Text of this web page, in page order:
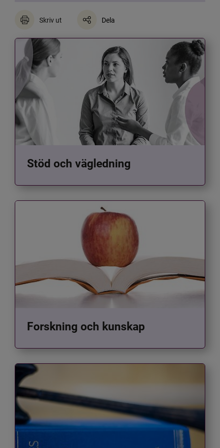
Skriv ut Dela
Stöd och vägledning
Forskning och kunskap